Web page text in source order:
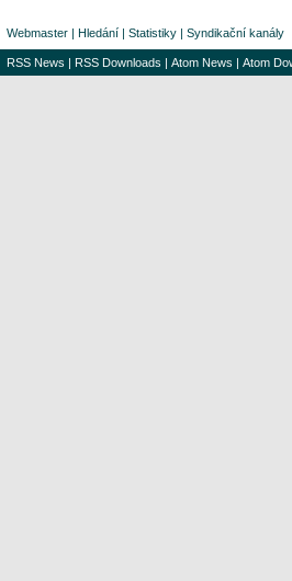
Webmaster | Hledání | Statistiky | Syndikační kanály
RSS News | RSS Downloads | Atom News | Atom